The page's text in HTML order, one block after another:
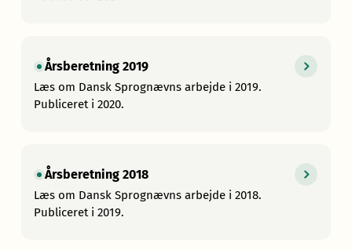
Årsberetning 2019
Læs om Dansk Sprognævns arbejde i 2019.
Publiceret i 2020.
Årsberetning 2018
Læs om Dansk Sprognævns arbejde i 2018.
Publiceret i 2019.